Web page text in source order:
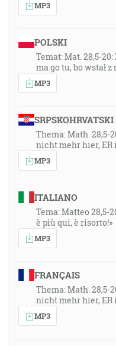
MP3
POLSKI
Temat: Mat. 28,5-
ma go tu, bo wstał
MP3
SRPSKOHRVATSKI
Thema: Math. 28,5-
nicht mehr hier,
MP3
ITALIANO
Tema: Matteo 28,5-
è più qui, è risorto!»
MP3
FRANÇAIS
Thema: Math. 28,5-
nicht mehr hier,
MP3